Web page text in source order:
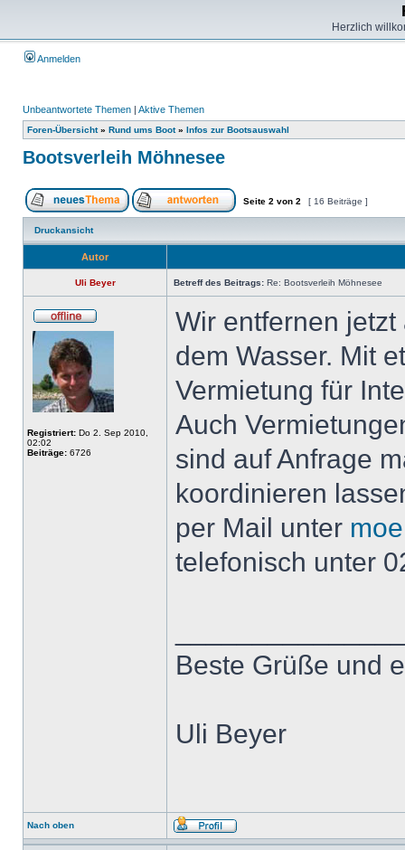
Herzlich
Anmelden
Unbeantwortete Themen | Aktive Themen
Foren-Übersicht» Rund ums Boot» Infos zur Bootsauswahl
Bootsverleih Möhnesee
Seite 2 von 2 [ 16 Beiträge ]
Druckansicht
Autor
Uli Beyer Betreff des Beitrags: Re: Bootsverleih Möhnesee
Registriert: Do 2. Sep 2010,
02:02
Beiträge: 6726
Wir entfernen
dem Wasser. Mit
Vermietung für
Auch
sind auf Anfrage
koordinieren
per Mail unter
telefonisch unter
Beste Grüße und
Uli Beyer
Nach oben